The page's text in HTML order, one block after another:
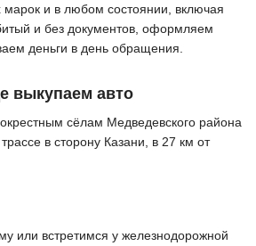
и в любом состоянии, включая
и без документов, оформляем
деньги в день обращения.
выкупаем авто
сёлам Медведевского района
в сторону Казани, в 27 км от
или встретимся у железнодорожной